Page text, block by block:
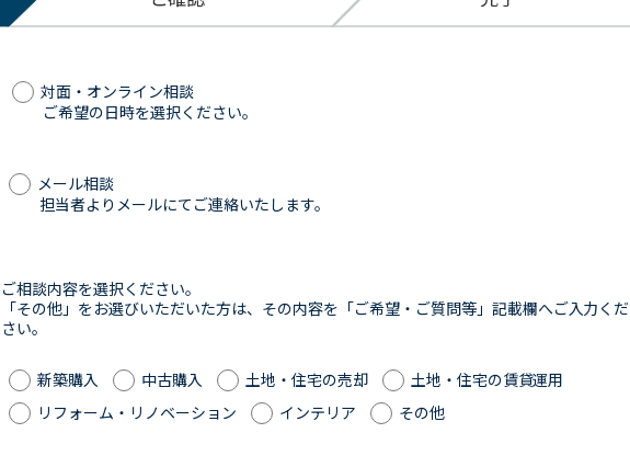
対面・オンライン相談
ご希望の日時を選択ください。
メール相談
担当者よりメールにてご連絡いたします。
ご相談内容を選択ください。
「その他」をお選びいただいた方は、その内容を「ご希望・ご質問等」記載欄へご入力くだ
さい。
新築購入 中古購入 土地・住宅の売却
土地・住宅の賃貸運用
リフォーム・リノベーション
インテリア その他